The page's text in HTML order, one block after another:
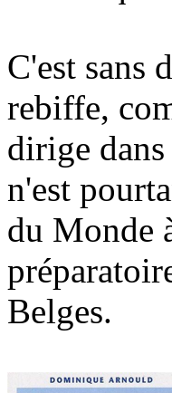
C'est sans
rebiffe,
dirige
n'est
du Monde
Belges.